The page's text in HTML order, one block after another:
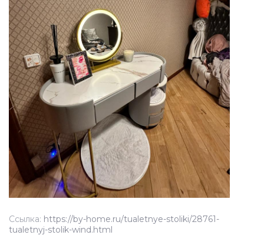
Ссылка: https://by-home.ru/tualetnye-stoliki/28761-
tualetnyj-stolik-wind.html